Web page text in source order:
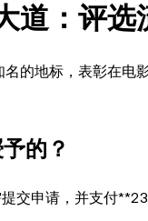
道：评选
的地标，表彰在电
的？
提交申请，并支付